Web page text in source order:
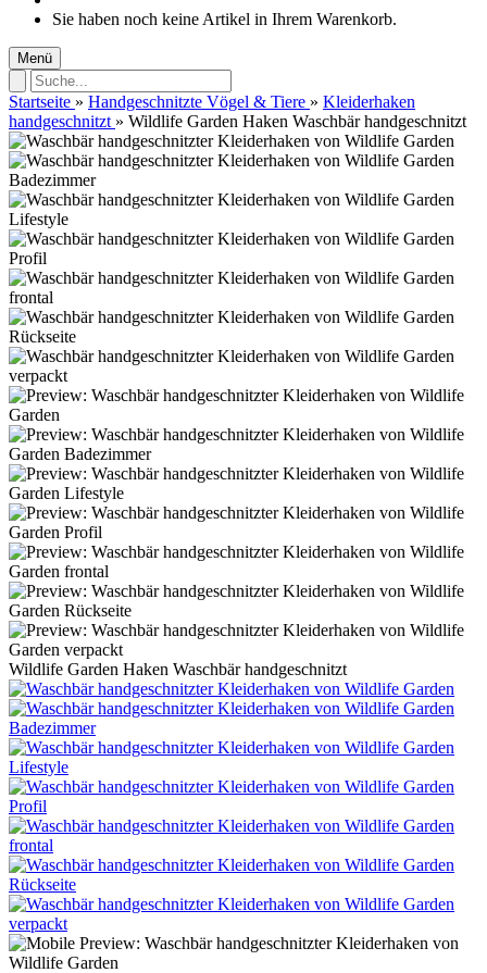
Sie haben noch keine Artikel in Ihrem Warenkorb.
Menü
Startseite » Handgeschnitzte Vögel & Tiere » Kleiderhaken
handgeschnitzt » Wildlife Garden Haken Waschbär handgeschnitzt
Wildlife Garden Haken Waschbär handgeschnitzt